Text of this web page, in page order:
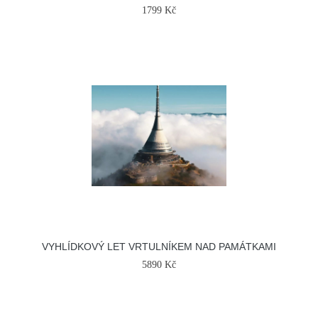
1799 Kč
VYHLÍDKOVÝ LET VRTULNÍKEM NAD PAMÁTKAMI
5890 Kč